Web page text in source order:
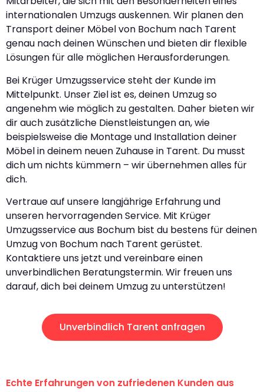
internationalen Umzugs auskennen. Wir planen den
Transport deiner Möbel von Bochum nach Tarent
genau nach deinen Wünschen und bieten dir flexible
Lösungen für alle möglichen Herausforderungen.
Bei Krüger Umzugsservice steht der Kunde im
Mittelpunkt. Unser Ziel ist es, deinen Umzug so
angenehm wie möglich zu gestalten. Daher bieten wir
dir auch zusätzliche Dienstleistungen an, wie
beispielsweise die Montage und Installation deiner
Möbel in deinem neuen Zuhause in Tarent. Du musst
dich um nichts kümmern – wir übernehmen alles für
dich.
Vertraue auf unsere langjährige Erfahrung und
unseren hervorragenden Service. Mit Krüger
Umzugsservice aus Bochum bist du bestens für deinen
Umzug von Bochum nach Tarent gerüstet.
Kontaktiere uns jetzt und vereinbare einen
unverbindlichen Beratungstermin. Wir freuen uns
darauf, dich bei deinem Umzug zu unterstützen!
Unverbindlich Tarent anfragen
Echte Erfahrungen von zufriedenen Kunden aus